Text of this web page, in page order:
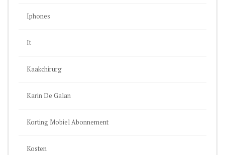
Iphones
It
Kaakchirurg
Karin De Galan
Korting Mobiel Abonnement
Kosten